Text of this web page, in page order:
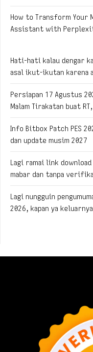
How to Transform Your
Assistant with
Hati-hati kalau dengar
asal ikut-ikutan karena
Persiapan 17 Agustus
Malam Tirakatan buat
Info Bitbox Patch PES
dan update musim 2027
Lagi ramai link
mabar dan tanpa
Lagi nungguin
2026, kapan ya